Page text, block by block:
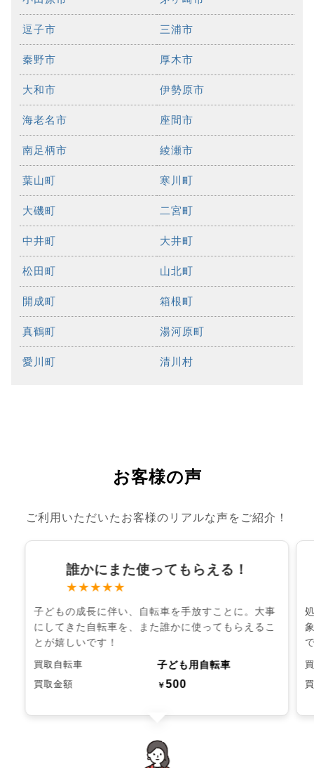
逗子市 三浦市
秦野市 厚木市
大和市 伊勢原市
海老名市 座間市
南足柄市 綾瀬市
葉山町 寒川町
大磯町 二宮町
中井町 大井町
松田町 山北町
開成町 箱根町
真鶴町 湯河原町
愛川町 清川村
お客様の声
ご利用いただいたお客様のリアルな声をご紹介！
誰かにまた使ってもらえる！
★★★★★
子どもの成長に伴い、自転車を手放すことに。大事
にしてきた自転車を、また誰かに使ってもらえるこ
とが嬉しいです！
買取自転車 子ども用自転車
買取金額 ￥500
chevron_left chevron_right